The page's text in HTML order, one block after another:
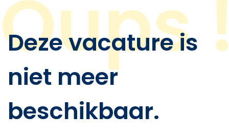
Deze vacature is
niet meer
beschikbaar.